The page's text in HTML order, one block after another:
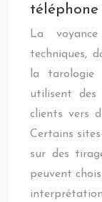
téléphone
La
techniques,
la tarologie
utilisent des
clients vers
Certains
sur des
peuvent